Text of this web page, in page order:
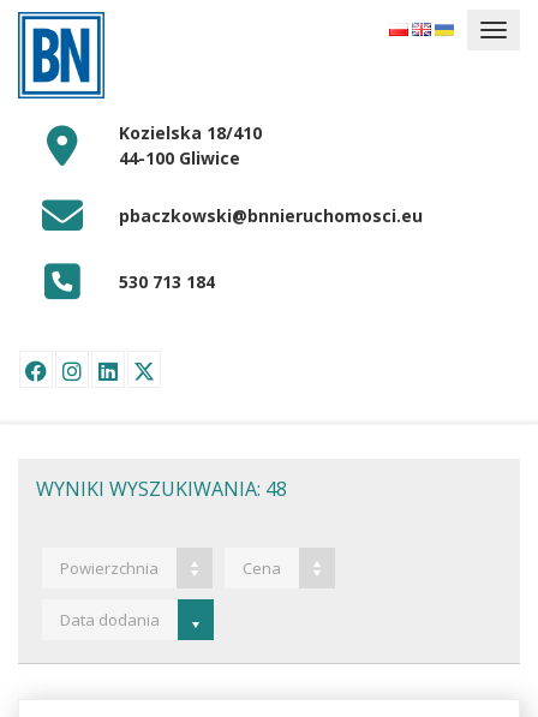
Kozielska 18/410
44-100 Gliwice
pbaczkowski@bnnieruchomosci.eu
530 713 184
WYNIKI WYSZUKIWANIA: 48
Powierzchnia Cena
Data dodania